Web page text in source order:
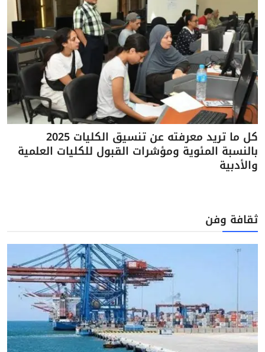
كل ما تريد معرفته عن تنسيق الكليات 2025
بالنسبة المئوية ومؤشرات القبول للكليات العلمية
والأدبية
ثقافة وفن